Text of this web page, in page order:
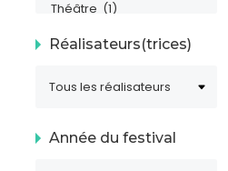
Réalisateurs(trices)
Année du festival